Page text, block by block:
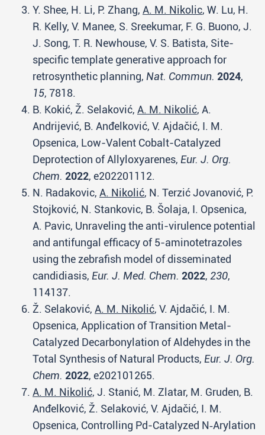
Y. Shee, H. Li, P. Zhang, A. M. Nikolic, W. Lu, H.
R. Kelly, V. Manee, S. Sreekumar, F. G. Buono, J.
J. Song, T. R. Newhouse, V. S. Batista, Site-
specific template generative approach for
retrosynthetic planning, Nat. Commun. 2024,
15, 7818.
B. Kokić, Ž. Selaković, A. M. Nikolić, A.
Andrijević, B. Anđelković, V. Ajdačić, I. M.
Opsenica, Low-Valent Cobalt-Catalyzed
Deprotection of Allyloxyarenes, Eur. J. Org.
Chem. 2022, e202201112.
N. Radakovic, A. Nikolić, N. Terzić Jovanović, P.
Stojković, N. Stankovic, B. Šolaja, I. Opsenica,
A. Pavic, Unraveling the anti-virulence potential
and antifungal efficacy of 5-aminotetrazoles
using the zebrafish model of disseminated
candidiasis, Eur. J. Med. Chem. 2022, 230,
114137.
Ž. Selaković, A. M. Nikolić, V. Ajdačić, I. M.
Opsenica, Application of Transition Metal-
Catalyzed Decarbonylation of Aldehydes in the
Total Synthesis of Natural Products, Eur. J. Org.
Chem. 2022, e202101265.
A. M. Nikolić, J. Stanić, M. Zlatar, M. Gruden, B.
Anđelković, Ž. Selaković, V. Ajdačić, I. M.
Opsenica, Controlling Pd-Catalyzed N‑Arylation